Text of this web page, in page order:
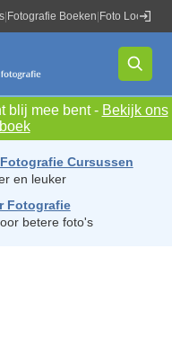
Fotografie Boeken Foto Locaties
blij mee bent - Bekijk ons
Cursussen
en leuker
Fotografie
betere foto's